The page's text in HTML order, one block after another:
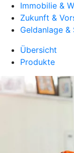
Immobilie &
Zukunft &
Geldanlage &
Übersicht
Produkte